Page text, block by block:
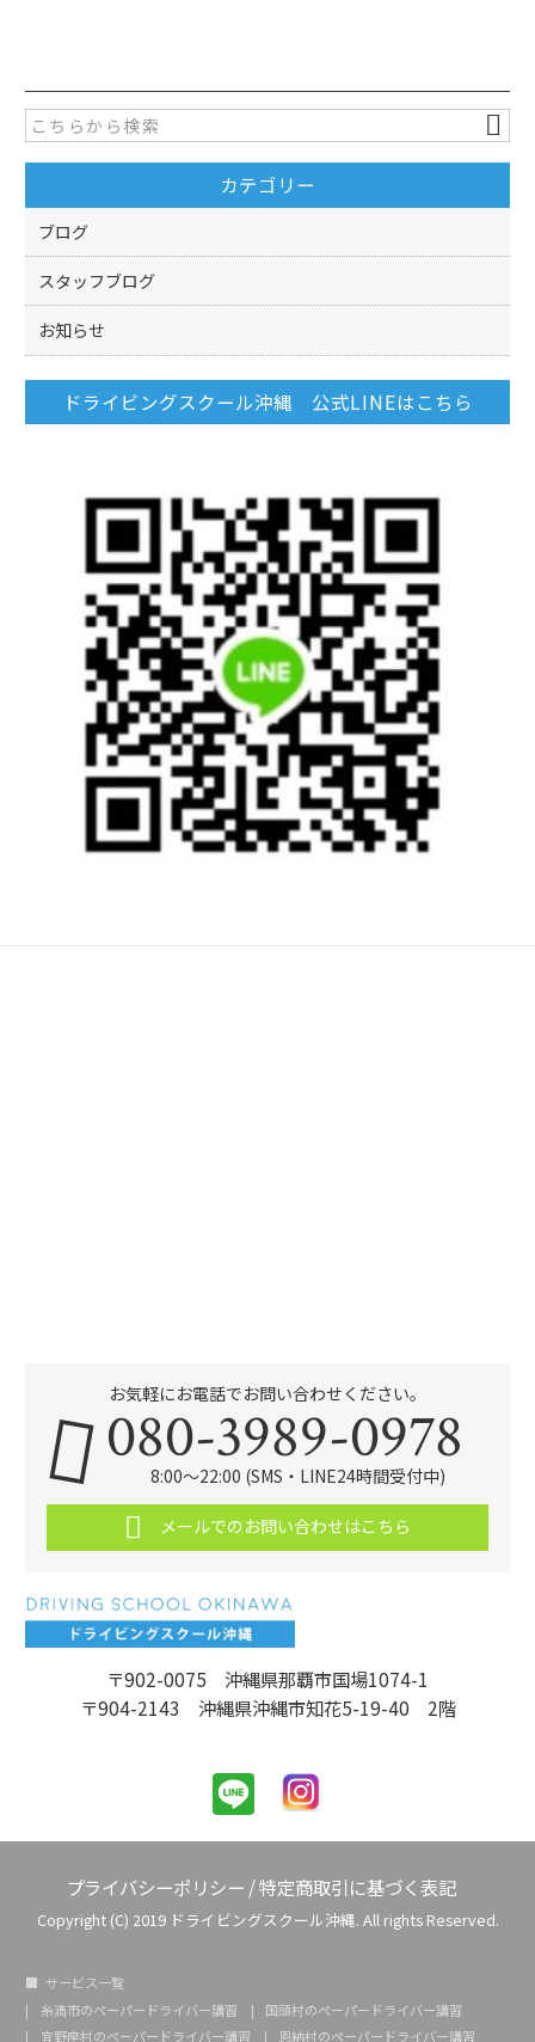
a
e
b
o
o
k
w
er
カテゴリー
ブログ
スタッフブログ
お知らせ
ドライビングスクール沖縄 公式LINEはこちら
〒902-0075 沖縄県那覇市国場1074-1
〒904-2143 沖縄県沖縄市知花5-19-40 2階
お気軽にお電話でお問い合わせください。
080-3989-0978
8:00～22:00 (SMS・LINE24時間受付中)
メールでのお問い合わせはこちら
プライバシーポリシー /特定商取引に基づく表記
Copyright (C) 2019 ドライビングスクール沖縄. All rights Reserved.
サービス一覧
糸満市のペーパードライバー講習
国頭村のペーパードライバー講習
宜野座村のペーパードライバー講習
恩納村のペーパードライバー講習